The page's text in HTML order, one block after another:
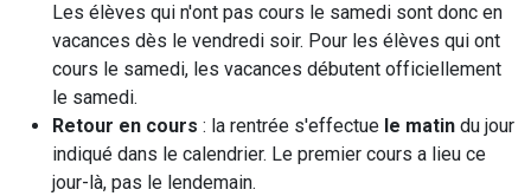
Les élèves qui n'ont pas cours le samedi sont donc en
vacances dès le vendredi soir. Pour les élèves qui ont
cours le samedi, les vacances débutent officiellement
le samedi.
Retour en cours : la rentrée s'effectue le matin du jour
indiqué dans le calendrier. Le premier cours a lieu ce
jour-là, pas le lendemain.